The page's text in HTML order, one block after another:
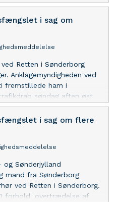
tilhold samt stalking. Den
i fire uger. Han erkender
i sag om
Retten i Sønderborg
Anklagemyndigheden ved
fremstillede ham i
søndag aften øst
motorcyklist omkom. Den
da der er mistanke om,
af euforiserende stoffer.
i sag om flere
og Sønderjylland
mand fra Sønderborg
ved Retten i Sønderborg.
forhold, overtrædelse af